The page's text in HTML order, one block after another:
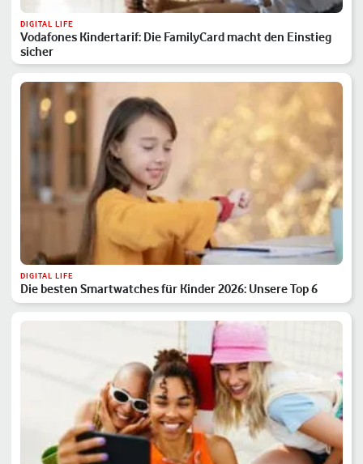
DIGITAL LIFE
Vodafones Kindertarif: Die FamilyCard macht den Einstieg
sicher
DIGITAL LIFE
Die besten Smartwatches für Kinder 2026: Unsere Top 6